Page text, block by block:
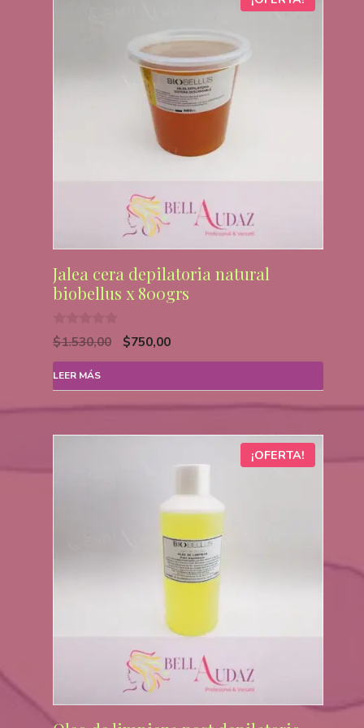
Jalea cera depilatoria natural
biobellus x 800grs
0
DE
5
$1.530,00
EL
PRECIO
$750,00EL
PRECIO
LEER MÁS
¡OFERTA!